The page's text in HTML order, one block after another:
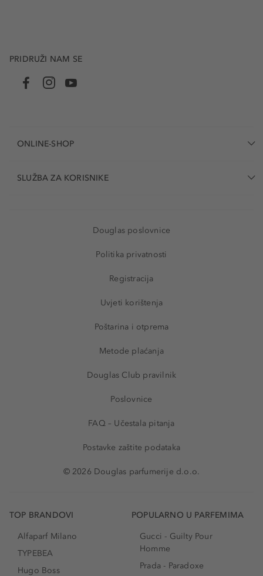
PRIDRUŽI NAM SE
ONLINE-SHOP
SLUŽBA ZA KORISNIKE
Douglas poslovnice
Politika privatnosti
Registracija
Uvjeti korištenja
Poštarina i otprema
Metode plaćanja
Douglas Club pravilnik
Poslovnice
FAQ – Učestala pitanja
Postavke zaštite podataka
© 2026 Douglas parfumerije d.o.o.
TOP BRANDOVI
Alfaparf Milano
TYPEBEA
Hugo Boss
POPULARNO U PARFEMIMA
Gucci - Guilty Pour
Homme
Prada - Paradoxe